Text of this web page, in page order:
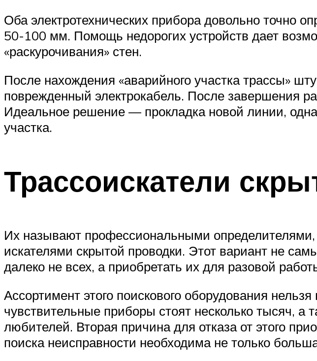
Оба электротехнических прибора довольно точно
50-100 мм. Помощь недорогих устройств дает
«раскурочивания» стен.
После нахождения «аварийного участка трассы»
поврежденный электрокабель. После завершения
Идеальное решение — прокладка новой линии,
участка.
Трассоискатели
Их называют профессиональными
искателями скрытой проводки. Этот вариант не
далеко не всех, а приобретать их для разовой
Ассортимент этого поискового оборудования
чувствительные приборы стоят несколько тысяч, а
любителей. Вторая причина для отказа от этого
поиска неисправности необходима не только